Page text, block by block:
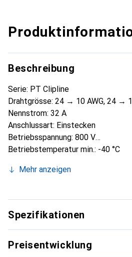
Beschreibung
Serie: PT Clipline
Drahtgrösse: 24 → 10 AWG, 24 →
Nennstrom: 32 A
Anschlussart: Einstecken
Betriebsspannung: 800 V
Betriebstemperatur min.: -40 °C
Mehr anzeigen
Spezifikationen
Preisentwicklung